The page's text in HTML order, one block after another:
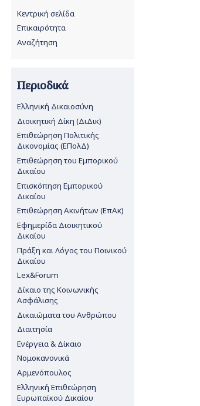
Κεντρική σελίδα
Επικαιρότητα
Αναζήτηση
Περιοδικά
Ελληνική Δικαιοσύνη
Διοικητική Δίκη (ΔιΔικ)
Επιθεώρηση Πολιτικής
Δικονομίας (ΕΠολΔ)
Επιθεώρηση του Εμπορικού
Δικαίου
Επισκόπηση Εμπορικού
Δικαίου
Επιθεώρηση Ακινήτων (ΕπΑκ)
Εφημερίδα Διοικητικού
Δικαίου
Πράξη και Λόγος του Ποινικού
Δικαίου
Lex&Forum
Δίκαιο της Κοινωνικής
Ασφάλισης
Δικαιώματα του Ανθρώπου
Διαιτησία
Ενέργεια & Δίκαιο
Νομοκανονικά
Αρμενόπουλος
Ελληνική Επιθεώρηση
Ευρωπαϊκού Δικαίου